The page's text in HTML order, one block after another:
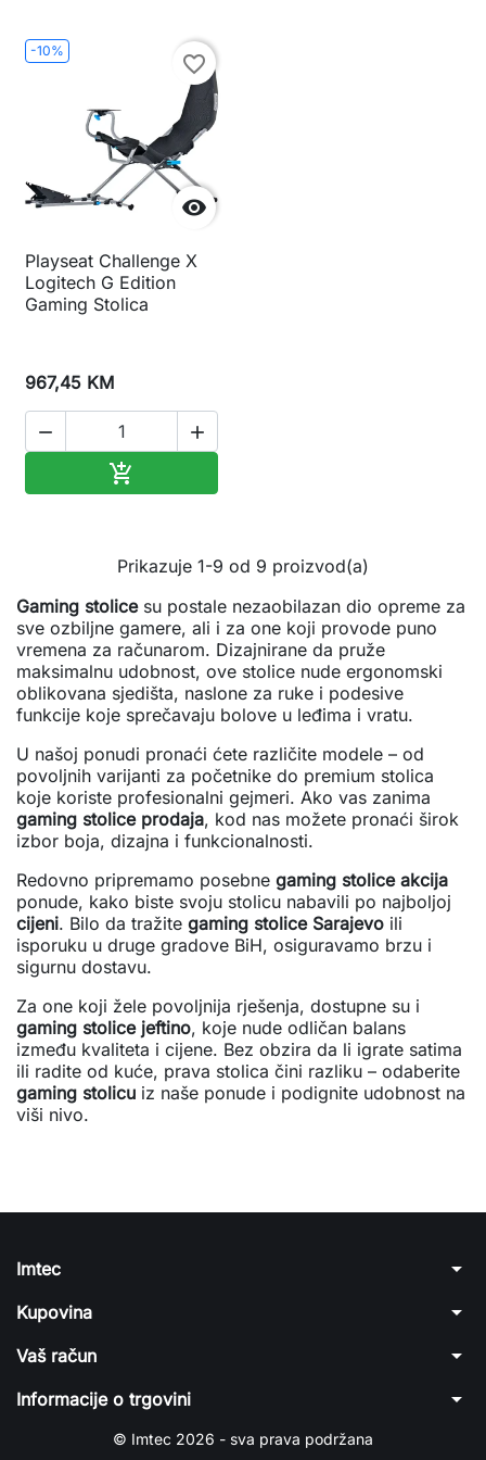
-10%

favorite_border
Playseat Challenge X
Logitech G Edition
Gaming Stolica
967,45 KM
 

Prikazuje 1-9 od 9 proizvod(a)
Gaming stolicesu postale nezaobilazan dio opreme za
sve ozbiljne gamere, ali i za one koji provode puno
vremena za računarom. Dizajnirane da pruže
maksimalnu udobnost, ove stolice nude ergonomski
oblikovana sjedišta, naslone za ruke i podesive
funkcije koje sprečavaju bolove u leđima i vratu.
U našoj ponudi pronaći ćete različite modele – od
povoljnih varijanti za početnike do premium stolica
koje koriste profesionalni gejmeri. Ako vas zanima
gaming stolice prodaja, kod nas možete pronaći širok
izbor boja, dizajna i funkcionalnosti.
Redovno pripremamo posebne gaming stolice akcija
ponude, kako biste svoju stolicu nabavili po najboljoj
cijeni. Bilo da tražite gaming stolice Sarajevo ili
isporuku u druge gradove BiH, osiguravamo brzu i
sigurnu dostavu.
Za one koji žele povoljnija rješenja, dostupne su i
gaming stolice jeftino, koje nude odličan balans
između kvaliteta i cijene. Bez obzira da li igrate satima
ili radite od kuće, prava stolica čini razliku – odaberite
gaming stolicu iz naše ponude i podignite udobnost na
viši nivo.
Imtec arrow_drop_down
Kupovina arrow_drop_down
Vaš račun arrow_drop_down
Informacije o trgovini arrow_drop_down
© Imtec 2026 - sva prava podržana